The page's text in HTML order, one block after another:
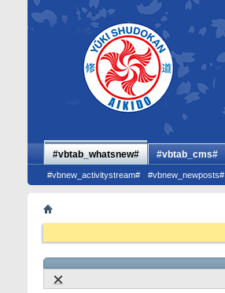
#vbtab_whatsnew#
#vbnew_activitystream# #vbnew_newposts#
#vbtab_cms#